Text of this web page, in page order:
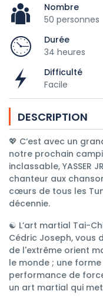
Nombre
50 personnes
Durée
34 heures
Difficulté
Facile
DESCRIPTION
💖 C‘est avec un
notre prochain
inclassable, YASSER
chanteur aux
cœurs de tous les
décennie.
☯️ L’art martial Tai-
Cédric Joseph, vous
de l'extrême orient
le monde ; une
performance de
un art martial qui